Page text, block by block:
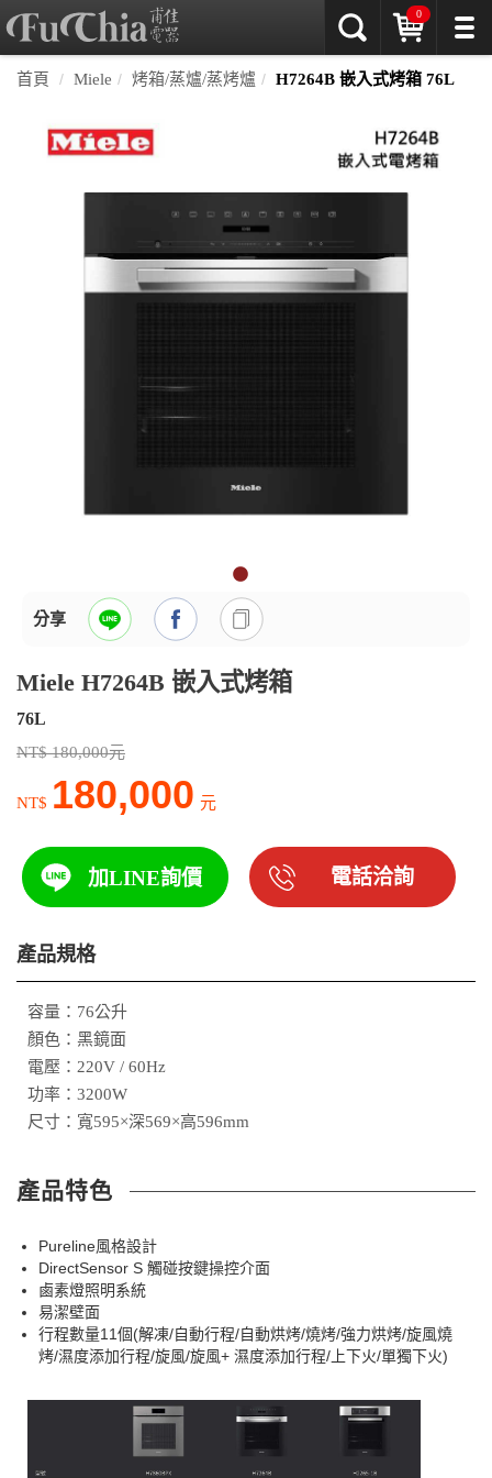
0
首頁 Miele 烤箱/蒸爐/蒸烤爐 H7264B 嵌入式烤箱 76L
分享
Miele H7264B 嵌入式烤箱
76L
NT$ 180,000元
NT$ 180,000 元
加LINE詢價 電話洽詢
產品規格
容量：76公升
顏色：黑鏡面
電壓：220V / 60Hz
功率：3200W
尺寸：寬595×深569×高596mm
產品特色
Pureline風格設計
DirectSensor S 觸碰按鍵操控介面
鹵素燈照明系統
易潔壁面
行程數量11個(解凍/自動行程/自動烘烤/燒烤/強力烘烤/旋風燒
烤/濕度添加行程/旋風/旋風+ 濕度添加行程/上下火/單獨下火)